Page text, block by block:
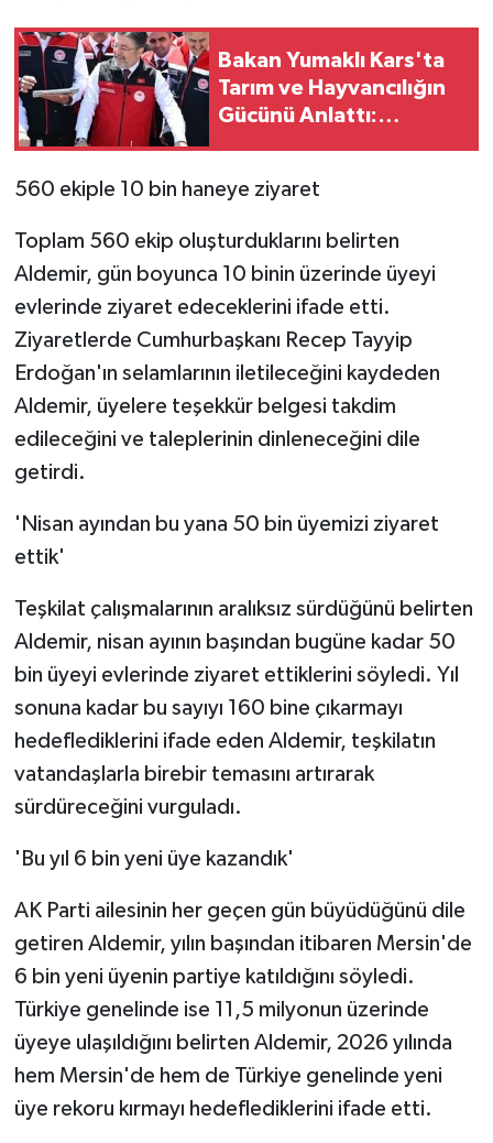
Bakan Yumaklı Kars'ta
Tarım ve Hayvancılığın
Gücünü Anlattı:
560 ekiple 10 bin haneye ziyaret
Toplam 560 ekip oluşturduklarını belirten
Aldemir, gün boyunca 10 binin üzerinde üyeyi
evlerinde ziyaret edeceklerini ifade etti.
Ziyaretlerde Cumhurbaşkanı Recep Tayyip
Erdoğan'ın selamlarının iletileceğini kaydeden
Aldemir, üyelere teşekkür belgesi takdim
edileceğini ve taleplerinin dinleneceğini dile
getirdi.
'Nisan ayından bu yana 50 bin üyemizi ziyaret
ettik'
Teşkilat çalışmalarının aralıksız sürdüğünü belirten
Aldemir, nisan ayının başından bugüne kadar 50
bin üyeyi evlerinde ziyaret ettiklerini söyledi. Yıl
sonuna kadar bu sayıyı 160 bine çıkarmayı
hedeflediklerini ifade eden Aldemir, teşkilatın
vatandaşlarla birebir temasını artırarak
sürdüreceğini vurguladı.
'Bu yıl 6 bin yeni üye kazandık'
AK Parti ailesinin her geçen gün büyüdüğünü dile
getiren Aldemir, yılın başından itibaren Mersin'de
6 bin yeni üyenin partiye katıldığını söyledi.
Türkiye genelinde ise 11,5 milyonun üzerinde
üyeye ulaşıldığını belirten Aldemir, 2026 yılında
hem Mersin'de hem de Türkiye genelinde yeni
üye rekoru kırmayı hedeflediklerini ifade etti.